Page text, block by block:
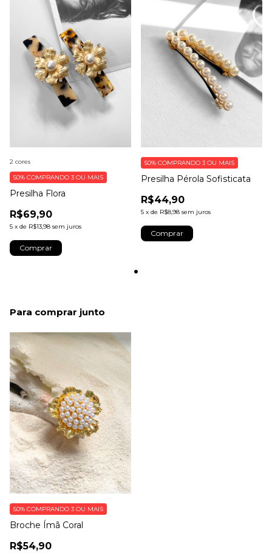
Presilha Flora
R$69,90
5 x de R$13,98 sem juros
50% COMPRANDO 3 OU MAIS
2 cores
Comprar
Presilha Pérola Sofisticata
R$44,90
5 x de R$8,98 sem juros
50% COMPRANDO 3 OU MAIS
Comprar
Para comprar junto
Broche Ímã Coral
R$54,90
50% COMPRANDO 3 OU MAIS